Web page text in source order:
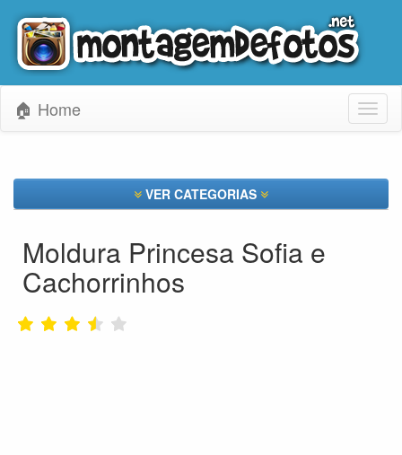
🏠 Home
VER CATEGORIAS
Moldura Princesa Sofia e
Cachorrinhos